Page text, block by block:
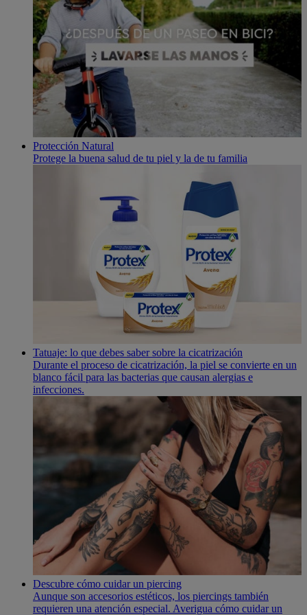
Protección Natural
Protege la buena salud de tu piel y la de tu familia
Tatuaje: lo que debes saber sobre la cicatrización
Durante el proceso de cicatrización, la piel se convierte en un
blanco fácil para las bacterias que causan alergias e
infecciones.
Descubre cómo cuidar un piercing
Aunque son accesorios estéticos, los piercings también
requieren una atención especial. Averigua cómo cuidar un